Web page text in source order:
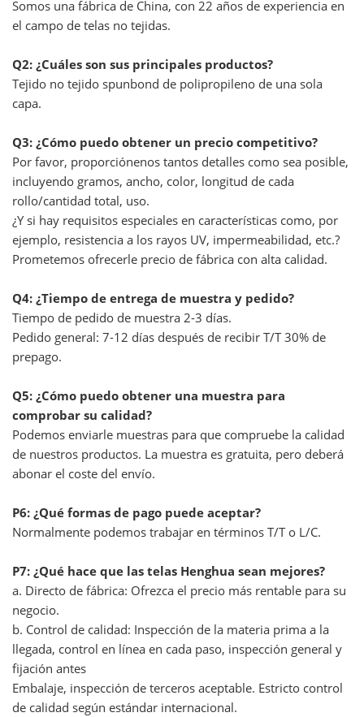
Somos una fábrica de China, con 22 años de experiencia en
el campo de telas no tejidas.
Q2: ¿Cuáles son sus principales productos?
Tejido no tejido spunbond de polipropileno de una sola
capa.
Q3: ¿Cómo puedo obtener un precio competitivo?
Por favor, proporciónenos tantos detalles como sea posible,
incluyendo gramos, ancho, color, longitud de cada
rollo/cantidad total, uso.
¿Y si hay requisitos especiales en características como, por
ejemplo, resistencia a los rayos UV, impermeabilidad, etc.?
Prometemos ofrecerle precio de fábrica con alta calidad.
Q4: ¿Tiempo de entrega de muestra y pedido?
Tiempo de pedido de muestra 2-3 días.
Pedido general: 7-12 días después de recibir T/T 30% de
prepago.
Q5: ¿Cómo puedo obtener una muestra para
comprobar su calidad?
Podemos enviarle muestras para que compruebe la calidad
de nuestros productos. La muestra es gratuita, pero deberá
abonar el coste del envío.
P6: ¿Qué formas de pago puede aceptar?
Normalmente podemos trabajar en términos T/T o L/C.
P7: ¿Qué hace que las telas Henghua sean mejores?
a. Directo de fábrica: Ofrezca el precio más rentable para su
negocio.
b. Control de calidad: Inspección de la materia prima a la
llegada, control en línea en cada paso, inspección general y
fijación antes
Embalaje, inspección de terceros aceptable. Estricto control
de calidad según estándar internacional.